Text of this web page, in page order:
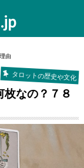
由
タロットの歴史や文化
なの？７８